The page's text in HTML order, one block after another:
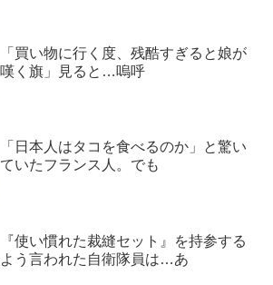
「買い物に行く度、残酷すぎると娘が
嘆く旗」見ると…嗚呼
「日本人はタコを食べるのか」と驚い
ていたフランス人。でも
『使い慣れた裁縫セット』を持参する
よう言われた自衛隊員は…あ